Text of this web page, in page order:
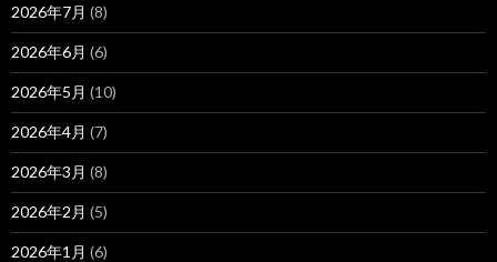
2026年7月 (8)
2026年6月 (6)
2026年5月 (10)
2026年4月 (7)
2026年3月 (8)
2026年2月 (5)
2026年1月 (6)